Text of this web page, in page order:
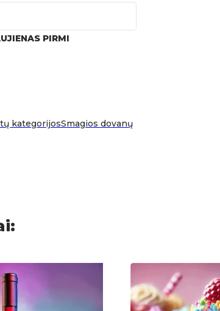
PIRMI
kategorijosSmagios dovanų